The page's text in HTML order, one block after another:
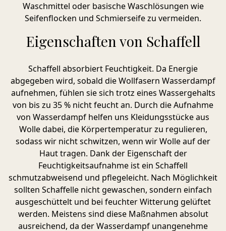
Waschmittel oder basische Waschlösungen wie
Seifenflocken und Schmierseife zu vermeiden.
Eigenschaften von Schaffell
Schaffell absorbiert Feuchtigkeit. Da Energie
abgegeben wird, sobald die Wollfasern Wasserdampf
aufnehmen, fühlen sie sich trotz eines Wassergehalts
von bis zu 35 % nicht feucht an. Durch die Aufnahme
von Wasserdampf helfen uns Kleidungsstücke aus
Wolle dabei, die Körpertemperatur zu regulieren,
sodass wir nicht schwitzen, wenn wir Wolle auf der
Haut tragen. Dank der Eigenschaft der
Feuchtigkeitsaufnahme ist ein Schaffell
schmutzabweisend und pflegeleicht. Nach Möglichkeit
sollten Schaffelle nicht gewaschen, sondern einfach
ausgeschüttelt und bei feuchter Witterung gelüftet
werden. Meistens sind diese Maßnahmen absolut
ausreichend, da der Wasserdampf unangenehme